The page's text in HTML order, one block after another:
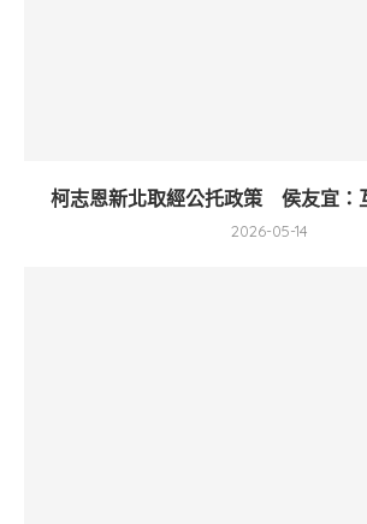
柯志恩新北取經公托政策 侯友宜：
2026-05-14